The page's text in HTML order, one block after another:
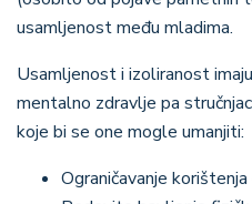
usamljenost među mladima.
Usamljenost i izoliranost
mentalno zdravlje pa
koje bi se one mogle umanjiti:
Ograničavanje